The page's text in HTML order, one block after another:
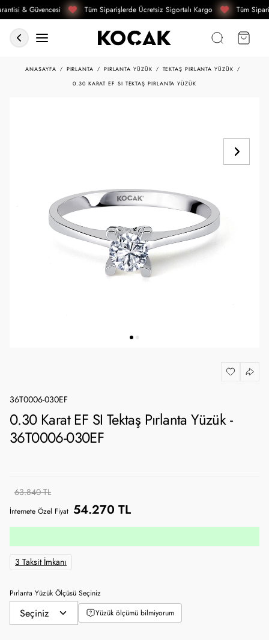
& Güvencesi Tüm Siparişlerde Ücretsiz Sigortalı Kargo Tüm
ANASAYFA PIRLANTA PIRLANTA YÜZÜK
TEKTAŞ PIRLANTA YÜZÜK
0.30 KARAT EF SI TEKTAŞ PIRLANTA YÜZÜK
36T0006-030EF
0.30 Karat EF SI Tektaş Pırlanta Yüzük -
36T0006-030EF
63.840 TL
İnternete Özel Fiyat 54.270 TL
3 Taksit İmkanı
Pırlanta Yüzük Ölçüsü Seçiniz
Yüzük ölçümü bilmiyorum